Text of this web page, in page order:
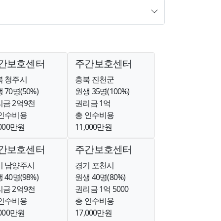
보호센터
청주시
70명(50%)
금 2억9천
수비용
만원
주간보호센터
충북 진천군
원생 35명(100%)
권리금 1억
총 인수비용
11,000만원
보호센터
남양주시
40명(98%)
금 2억9천
수비용
만원
주간보호센터
경기 포천시
원생 40명(80%)
권리금 1억 5000
총 인수비용
17,000만원